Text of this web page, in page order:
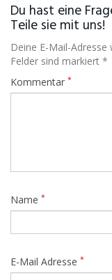
Du hast eine
Teile sie mit uns!
Deine E-Mail-
Felder sind markiert *
Kommentar *
Name *
E-Mail Adresse *